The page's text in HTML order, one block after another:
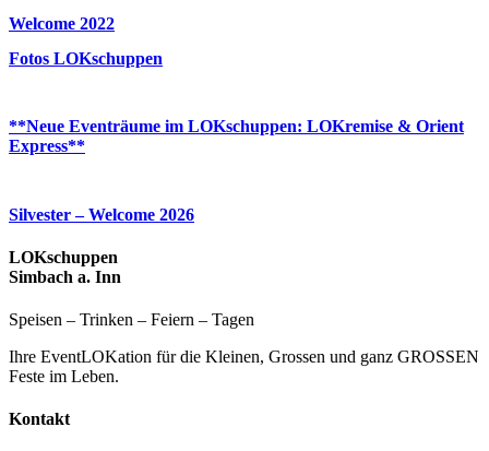
Welcome 2022
Fotos LOKschuppen
**Neue Eventräume im LOKschuppen: LOKremise & Orient
Express**
Silvester – Welcome 2026
LOKschuppen
Simbach a. Inn
Speisen – Trinken – Feiern – Tagen
Ihre EventLOKation für die Kleinen, Grossen und ganz GROSSEN
Feste im Leben.
Kontakt